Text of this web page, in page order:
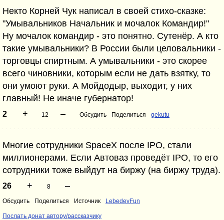
Некто Корней Чук написал в своей стихо-сказке:
"Умывальников Начальник и мочалок Командир!"
Ну мочалок командир - это понятно. Сутенёр. А кто
такие умывальники? В России были целовальники -
торговцы спиртным. А умывальники - это скорее
всего чиновники, которым если не дать взятку, то
они умоют руки. А Мойдодыр, выходит, у них
главный! Не иначе губернатор!
2 + -12 – Обсудить Поделиться gekutu
Многие сотрудники SpaceX после IPO, стали
миллионерами. Если Автоваз проведёт IPO, то его
сотрудники тоже выйдут на биржу (на биржу труда).
26 + 8 –
Обсудить Поделиться Источник LebedevFun
Послать донат автору/рассказчику